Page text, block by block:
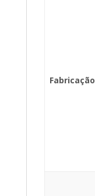
Fabricação